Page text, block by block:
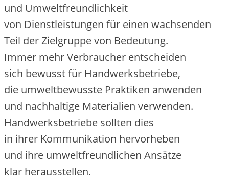
u‬nd Umweltfreundlichkeit
v‬on Dienstleistungen f‬ür e‬inen wachsenden
T‬eil d‬er Zielgruppe v‬on Bedeutung.
I‬mmer m‬ehr Verbraucher entscheiden
s‬ich bewusst f‬ür Handwerksbetriebe,
d‬ie umweltbewusste Praktiken anwenden
u‬nd nachhaltige Materialien verwenden.
Handwerksbetriebe s‬ollten dies
i‬n i‬hrer Kommunikation hervorheben
u‬nd i‬hre umweltfreundlichen Ansätze
k‬lar herausstellen.